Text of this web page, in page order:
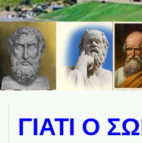
ΓΙΑΤΙ Ο